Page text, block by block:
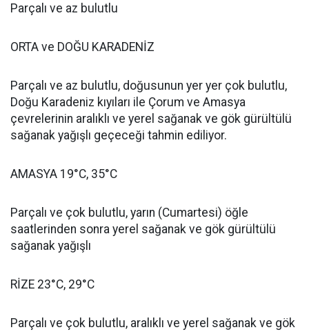
Parçalı ve az bulutlu
ORTA ve DOĞU KARADENİZ
Parçalı ve az bulutlu, doğusunun yer yer çok bulutlu,
Doğu Karadeniz kıyıları ile Çorum ve Amasya
çevrelerinin aralıklı ve yerel sağanak ve gök gürültülü
sağanak yağışlı geçeceği tahmin ediliyor.
AMASYA 19°C, 35°C
Parçalı ve çok bulutlu, yarın (Cumartesi) öğle
saatlerinden sonra yerel sağanak ve gök gürültülü
sağanak yağışlı
RİZE 23°C, 29°C
Parçalı ve çok bulutlu, aralıklı ve yerel sağanak ve gök